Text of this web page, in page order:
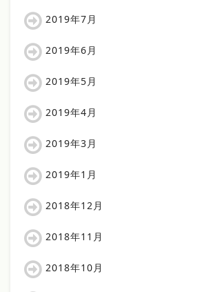
2019年7月
2019年6月
2019年5月
2019年4月
2019年3月
2019年1月
2018年12月
2018年11月
2018年10月